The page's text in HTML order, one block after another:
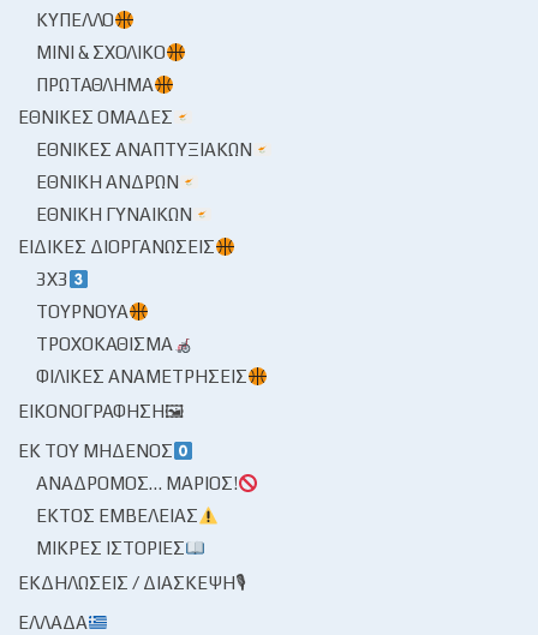
ΚΎΠΕΛΛΟ
ΜΊΝΙ & ΣΧΟΛΙΚΌ
ΠΡΩΤΆΘΛΗΜΑ
ΕΘΝΙΚΈΣ ΟΜΆΔΕΣ
ΕΘΝΙΚΈΣ ΑΝΑΠΤΥΞΙΑΚΏΝ
ΕΘΝΙΚΉ ΑΝΔΡΏΝ
ΕΘΝΙΚΉ ΓΥΝΑΙΚΏΝ
ΕΙΔΙΚΈΣ ΔΙΟΡΓΑΝΏΣΕΙΣ
3X3
ΤΟΥΡΝΟΥΆ
ΤΡΟΧΟΚΆΘΙΣΜΑ
ΦΙΛΙΚΈΣ ΑΝΑΜΕΤΡΉΣΕΙΣ
ΕΙΚΟΝΟΓΡΆΦΗΣΗ🖼
ΕΚ ΤΟΥ ΜΗΔΕΝΌΣ
ΑΝΆΔΡΟΜΟΣ… ΜΆΡΙΟΣ!
ΕΚΤΌΣ ΕΜΒΈΛΕΙΑΣ
ΜΙΚΡΈΣ ΙΣΤΟΡΊΕΣ
ΕΚΔΗΛΏΣΕΙΣ / ΔΙΆΣΚΕΨΗ🎙
ΕΛΛΆΔΑ